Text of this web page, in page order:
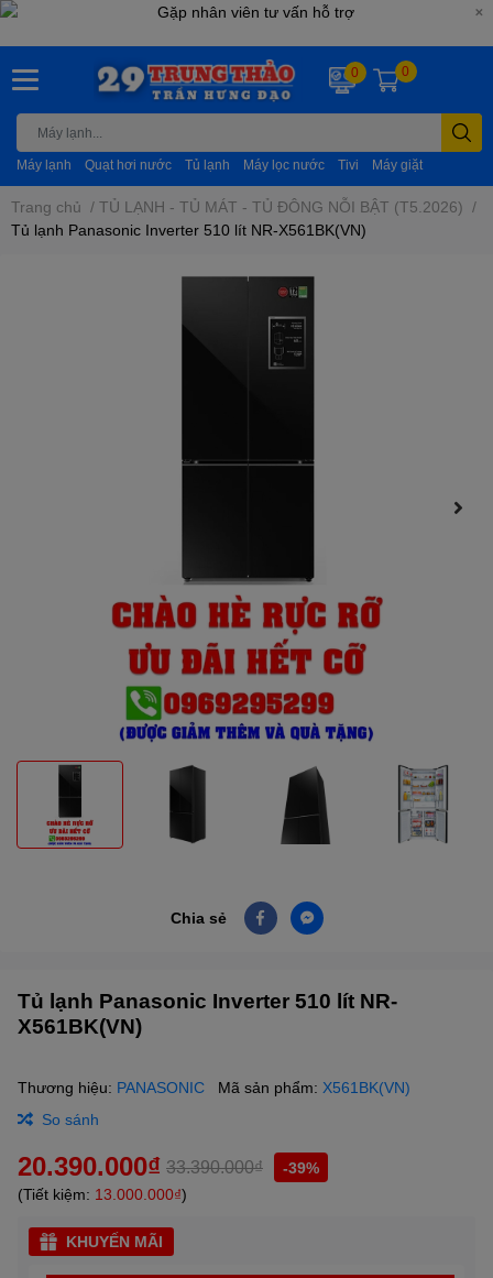
Máy lạnh Quạt hơi nước Tủ lạnh Máy lọc nước Tivi Máy giặt
0 0
Trang chủ / TỦ LẠNH - TỦ MÁT - TỦ ĐÔNG NỖI BẬT (T5.2026) /
Tủ lạnh Panasonic Inverter 510 lít NR-X561BK(VN)
Chia sẻ
Tủ lạnh Panasonic Inverter 510 lít NR-
X561BK(VN)
Thương hiệu: PANASONIC Mã sản phẩm: X561BK(VN)
So sánh
20.390.000₫ 33.390.000₫
-39%
(Tiết kiệm: 13.000.000₫)
KHUYẾN MÃI